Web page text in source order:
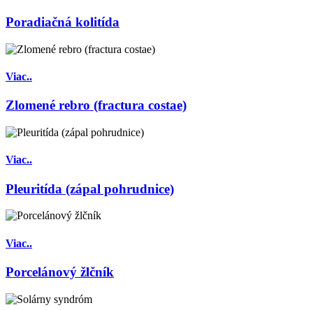
Poradiačná kolitída
Viac..
Zlomené rebro (fractura costae)
Viac..
Pleuritída (zápal pohrudnice)
Viac..
Porcelánový žlčník